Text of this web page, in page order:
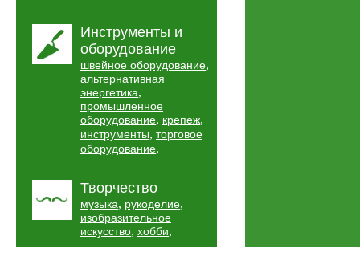
Инструменты и
оборудование
швейное оборудование,
альтернативная
энергетика,
промышленное
оборудование, крепеж,
инструменты, торговое
оборудование,
Творчество
музыка, рукоделие,
изобразительное
искусство, хобби,